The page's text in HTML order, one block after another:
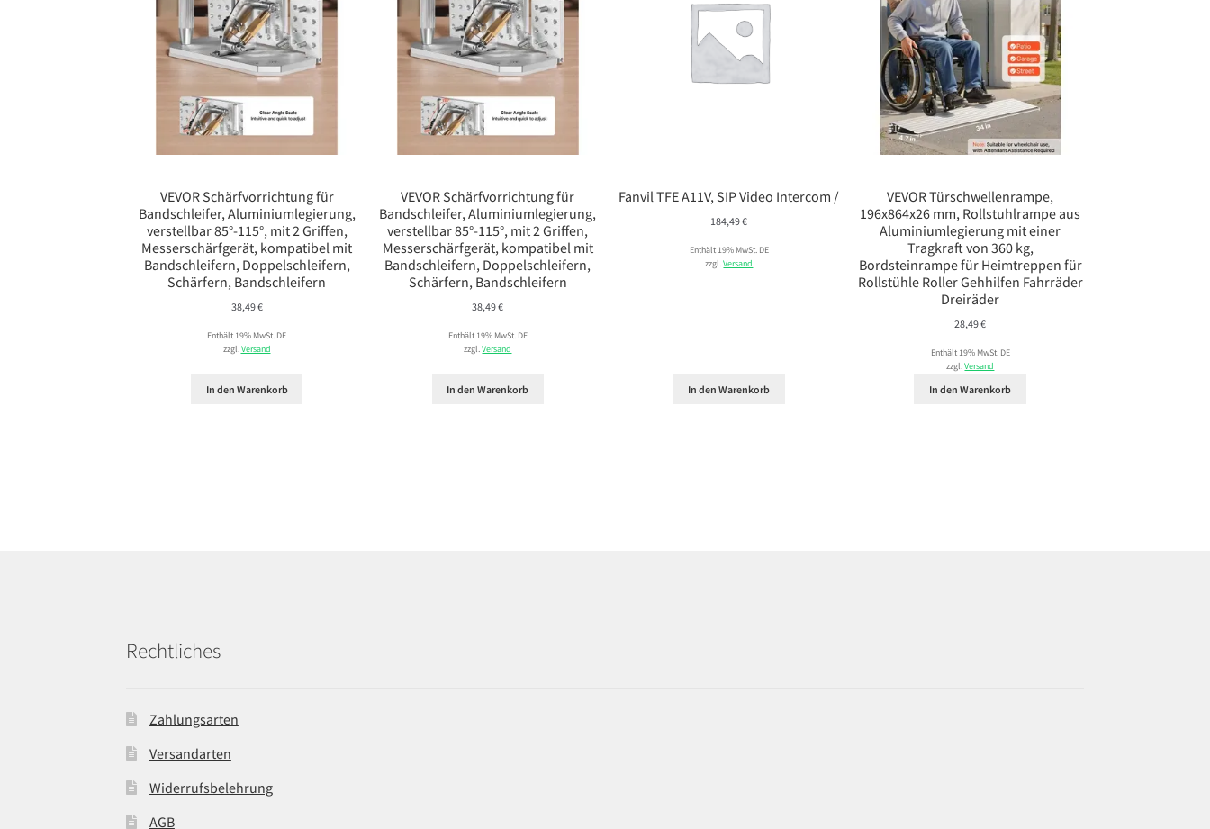
VEVOR Schärfvorrichtung für
Bandschleifer, Aluminiumlegierung,
verstellbar 85°-115°, mit 2 Griffen,
Messerschärfgerät, kompatibel mit
Bandschleifern, Doppelschleifern,
Schärfern, Bandschleifern
38,49€
Enthält 19% MwSt. DE
zzgl.Versand
In den Warenkorb
VEVOR Schärfvorrichtung für
Bandschleifer, Aluminiumlegierung,
verstellbar 85°-115°, mit 2 Griffen,
Messerschärfgerät, kompatibel mit
Bandschleifern, Doppelschleifern,
Schärfern, Bandschleifern
38,49€
Enthält 19% MwSt. DE
zzgl.Versand
In den Warenkorb
Fanvil TFE A11V, SIP Video Intercom /
184,49€
Enthält 19% MwSt. DE
zzgl.Versand
In den Warenkorb
VEVOR Türschwellenrampe,
196x864x26 mm, Rollstuhlrampe aus
Aluminiumlegierung mit einer
Tragkraft von 360 kg,
Bordsteinrampe für Heimtreppen für
Rollstühle Roller Gehhilfen Fahrräder
Dreiräder
28,49€
Enthält 19% MwSt. DE
zzgl.Versand
In den Warenkorb
Rechtliches
Zahlungsarten
Versandarten
Widerrufsbelehrung
AGB